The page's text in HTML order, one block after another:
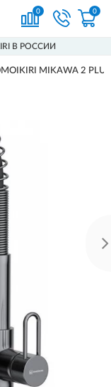
0 0
В РОССИИ
MIKAWA 2